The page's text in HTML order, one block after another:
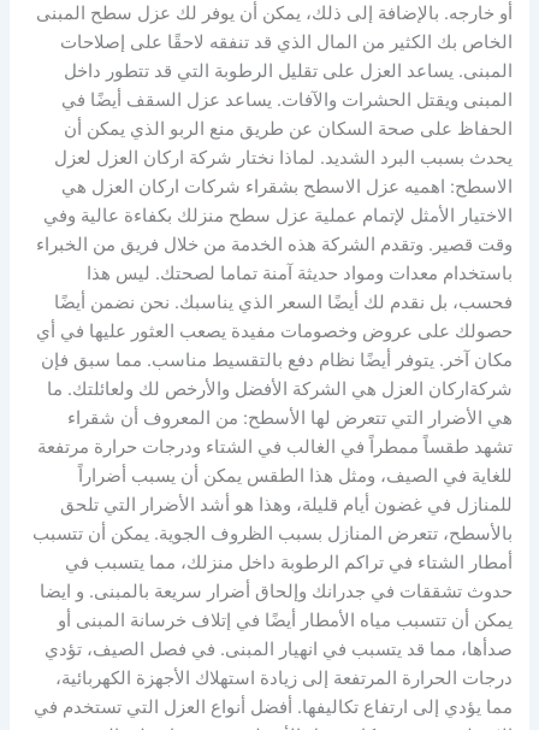
أو خارجه. بالإضافة إلى ذلك، يمكن أن يوفر لك عزل سطح المبنى
الخاص بك الكثير من المال الذي قد تنفقه لاحقًا على إصلاحات
المبنى. يساعد العزل على تقليل الرطوبة التي قد تتطور داخل
المبنى ويقتل الحشرات والآفات. يساعد عزل السقف أيضًا في
الحفاظ على صحة السكان عن طريق منع الربو الذي يمكن أن
يحدث بسبب البرد الشديد. لماذا نختار شركة اركان العزل لعزل
الاسطح: اهميه عزل الاسطح بشقراء شركات اركان العزل هي
الاختيار الأمثل لإتمام عملية عزل سطح منزلك بكفاءة عالية وفي
وقت قصير. وتقدم الشركة هذه الخدمة من خلال فريق من الخبراء
باستخدام معدات ومواد حديثة آمنة تماما لصحتك. ليس هذا
فحسب، بل نقدم لك أيضًا السعر الذي يناسبك. نحن نضمن أيضًا
حصولك على عروض وخصومات مفيدة يصعب العثور عليها في أي
مكان آخر. يتوفر أيضًا نظام دفع بالتقسيط مناسب. مما سبق فإن
شركةاركان العزل هي الشركة الأفضل والأرخص لك ولعائلتك. ما
هي الأضرار التي تتعرض لها الأسطح: من المعروف أن شقراء
تشهد طقساً ممطراً في الغالب في الشتاء ودرجات حرارة مرتفعة
للغاية في الصيف، ومثل هذا الطقس يمكن أن يسبب أضراراً
للمنازل في غضون أيام قليلة، وهذا هو أشد الأضرار التي تلحق
بالأسطح، تتعرض المنازل بسبب الظروف الجوية. يمكن أن تتسبب
أمطار الشتاء في تراكم الرطوبة داخل منزلك، مما يتسبب في
حدوث تشققات في جدرانك وإلحاق أضرار سريعة بالمبنى. و ايضا
يمكن أن تتسبب مياه الأمطار أيضًا في إتلاف خرسانة المبنى أو
صدأها، مما قد يتسبب في انهيار المبنى. في فصل الصيف، تؤدي
درجات الحرارة المرتفعة إلى زيادة استهلاك الأجهزة الكهربائية،
مما يؤدي إلى ارتفاع تكاليفها. أفضل أنواع العزل التي تستخدم في